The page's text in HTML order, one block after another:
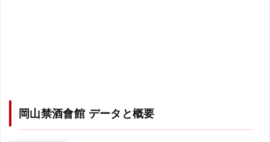
岡山禁酒會館 データと概要